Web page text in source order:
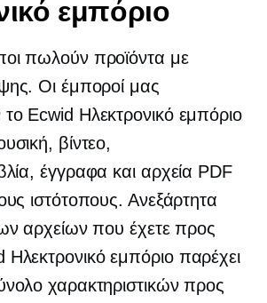
εμπόριο
πωλούν προϊόντα με
Οι έμποροί μας
το Ecwid Ηλεκτρονικό εμπόριο
βίντεο,
έγγραφα και αρχεία PDF
ιστότοπους. Ανεξάρτητα
αρχείων που έχετε προς
Ηλεκτρονικό εμπόριοπαρέχει
χαρακτηριστικών προς